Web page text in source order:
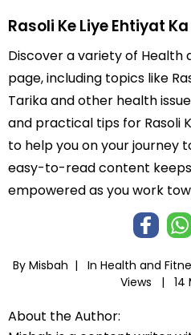
Rasoli Ke Liye Ehtiyat
Discover a variety of Health
page, including topics like
Tarika and other health
and practical tips for Rasoli
to help you on your journey
easy-to-read content
empowered as you work
By Misbah | In Health and
Views |
14
About the Author: